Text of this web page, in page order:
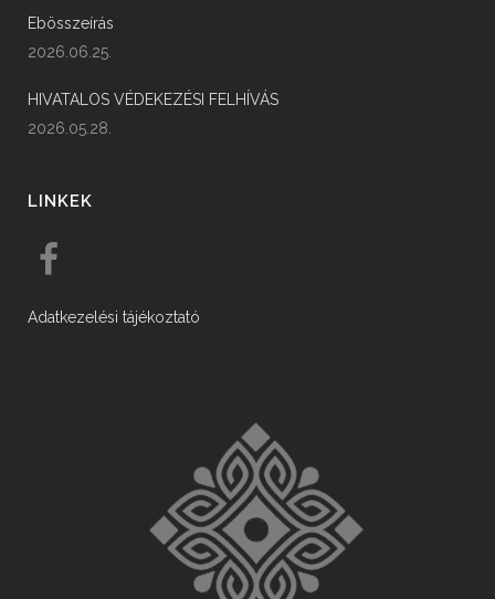
Ebösszeírás
2026.06.25.
HIVATALOS VÉDEKEZÉSI FELHÍVÁS
2026.05.28.
LINKEK
Adatkezelési tájékoztató